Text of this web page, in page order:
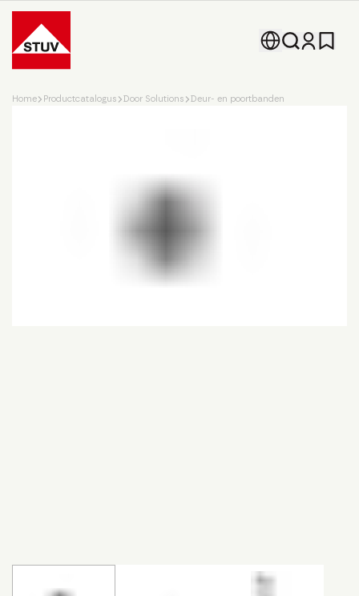
Go To the Homepage
Home Productcatalogus Door Solutions Deur- en poortbanden